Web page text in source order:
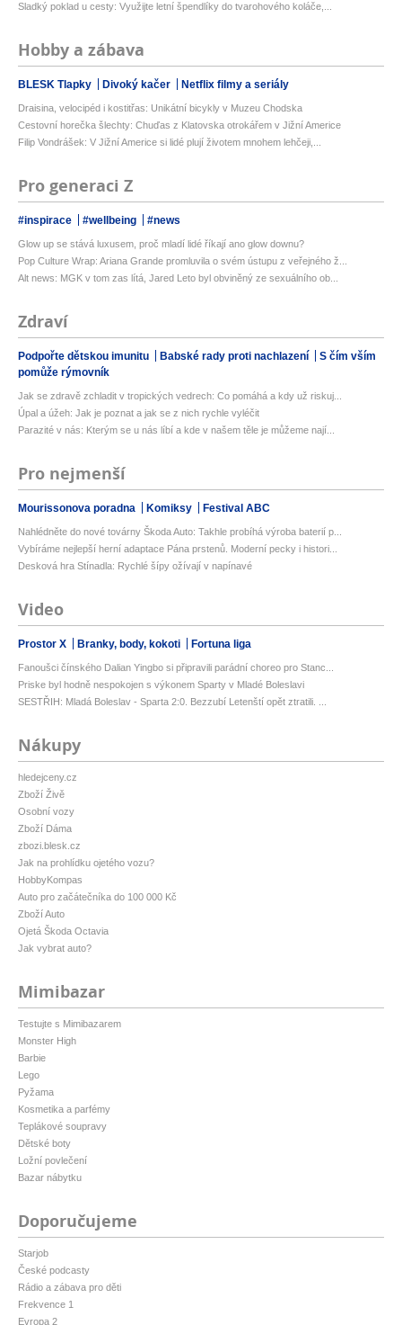
Sladký poklad u cesty: Využijte letní špendlíky do tvarohového koláče,...
Hobby a zábava
BLESK Tlapky Divoký kačer Netflix filmy a seriály
Draisina, velocipéd i kostitřas: Unikátní bicykly v Muzeu Chodska
Cestovní horečka šlechty: Chuďas z Klatovska otrokářem v Jižní Americe
Filip Vondrášek: V Jižní Americe si lidé plují životem mnohem lehčeji,...
Pro generaci Z
#inspirace #wellbeing #news
Glow up se stává luxusem, proč mladí lidé říkají ano glow downu?
Pop Culture Wrap: Ariana Grande promluvila o svém ústupu z veřejného ž...
Alt news: MGK v tom zas lítá, Jared Leto byl obviněný ze sexuálního ob...
Zdraví
Podpořte dětskou imunitu Babské rady proti nachlazení
S čím vším
pomůže rýmovník
Jak se zdravě zchladit v tropických vedrech: Co pomáhá a kdy už riskuj...
Úpal a úžeh: Jak je poznat a jak se z nich rychle vyléčit
Parazité v nás: Kterým se u nás líbí a kde v našem těle je můžeme nají...
Pro nejmenší
Mourissonova poradna Komiksy Festival ABC
Nahlédněte do nové továrny Škoda Auto: Takhle probíhá výroba baterií p...
Vybíráme nejlepší herní adaptace Pána prstenů. Moderní pecky i histori...
Desková hra Stínadla: Rychlé šípy ožívají v napínavé
Video
Prostor X Branky, body, kokoti Fortuna liga
Fanoušci čínského Dalian Yingbo si připravili parádní choreo pro Stanc...
Priske byl hodně nespokojen s výkonem Sparty v Mladé Boleslavi
SESTŘIH: Mladá Boleslav - Sparta 2:0. Bezzubí Letenští opět ztratili. ...
Nákupy
hledejceny.cz
Zboží Živě
Osobní vozy
Zboží Dáma
zbozi.blesk.cz
Jak na prohlídku ojetého vozu?
HobbyKompas
Auto pro začátečníka do 100 000 Kč
Zboží Auto
Ojetá Škoda Octavia
Jak vybrat auto?
Mimibazar
Testujte s Mimibazarem
Monster High
Barbie
Lego
Pyžama
Kosmetika a parfémy
Teplákové soupravy
Dětské boty
Ložní povlečení
Bazar nábytku
Doporučujeme
Starjob
České podcasty
Rádio a zábava pro děti
Frekvence 1
Evropa 2